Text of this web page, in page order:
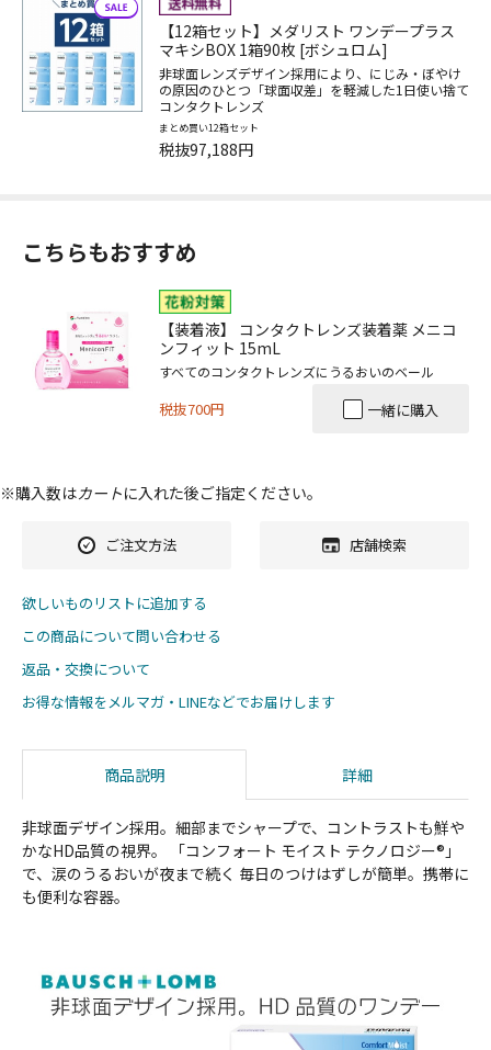
【12箱セット】メダリスト ワンデープラス
マキシBOX 1箱90枚 [ボシュロム]
非球面レンズデザイン採用により、にじみ・ぼやけ
の原因のひとつ「球面収差」を軽減した1日使い捨て
コンタクトレンズ
まとめ買い12箱セット
税抜97,188円
こちらもおすすめ
【装着液】 コンタクトレンズ装着薬 メニコ
ンフィット 15mL
すべてのコンタクトレンズにうるおいのベール
税抜700円 一緒に購入
※購入数はカートに入れた後ご指定ください。
ご注文方法 店舗検索
欲しいものリストに追加する
この商品について問い合わせる
返品・交換について
お得な情報をメルマガ・LINEなどでお届けします
商品説明 詳細
非球面デザイン採用。細部までシャープで、コントラストも鮮や
かなHD品質の視界。 「コンフォート モイスト テクノロジー®」
で、涙のうるおいが夜まで続く 毎日のつけはずしが簡単。携帯に
も便利な容器。